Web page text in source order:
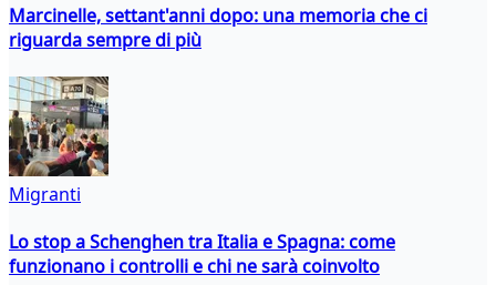
Marcinelle, settant'anni dopo: una memoria che ci
riguarda sempre di più
Migranti
Lo stop a Schenghen tra Italia e Spagna: come
funzionano i controlli e chi ne sarà coinvolto